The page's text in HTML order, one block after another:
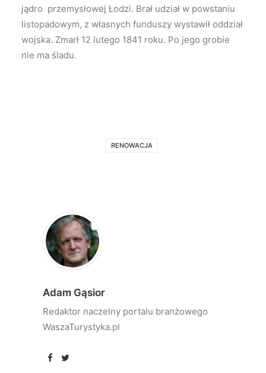
jądro przemysłowej Łodzi. Brał udział w powstaniu
listopadowym, z własnych funduszy wystawił oddział
wojska. Zmarł 12 lutego 1841 roku. Po jego grobie
nie ma śladu.
RENOWACJA
Adam Gąsior
Redaktor naczelny portalu branżowego
WaszaTurystyka.pl